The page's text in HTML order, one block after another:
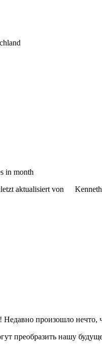
in month
aktualisiert von
произошло нечто,
преобразить нашу